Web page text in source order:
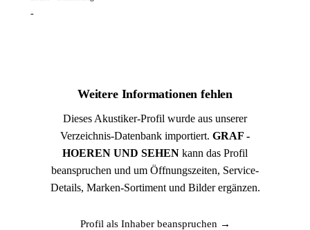
-
Weitere Informationen fehlen
Dieses Akustiker-Profil wurde aus unserer
Verzeichnis-Datenbank importiert. GRAF -
HOEREN UND SEHEN kann das Profil
beanspruchen und um Öffnungszeiten, Service-
Details, Marken-Sortiment und Bilder ergänzen.
Profil als Inhaber beanspruchen →